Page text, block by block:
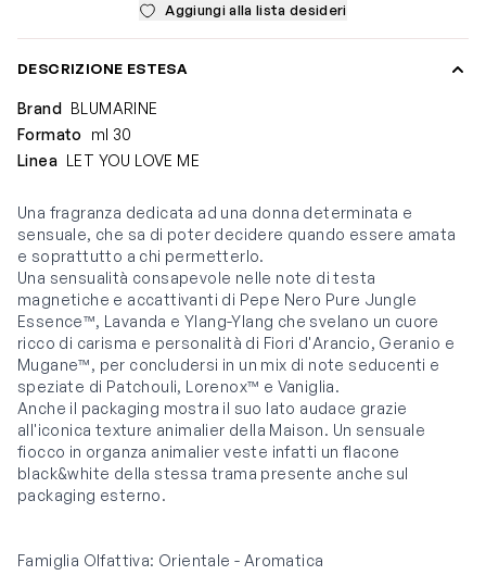
Aggiungi alla lista desideri
DESCRIZIONE ESTESA
Brand BLUMARINE
Formato
ml 30
Linea LET YOU LOVE ME
Una fragranza dedicata ad una donna determinata e
sensuale, che sa di poter decidere quando essere amata
e soprattutto a chi permetterlo.
Una sensualità consapevole nelle note di testa
magnetiche e accattivanti di Pepe Nero Pure Jungle
Essence™, Lavanda e Ylang-Ylang che svelano un cuore
ricco di carisma e personalità di Fiori d'Arancio, Geranio e
Mugane™, per concludersi in un mix di note seducenti e
speziate di Patchouli, Lorenox™ e Vaniglia.
Anche il packaging mostra il suo lato audace grazie
all'iconica texture animalier della Maison. Un sensuale
fiocco in organza animalier veste infatti un flacone
black&white della stessa trama presente anche sul
packaging esterno.
Famiglia Olfattiva: Orientale - Aromatica